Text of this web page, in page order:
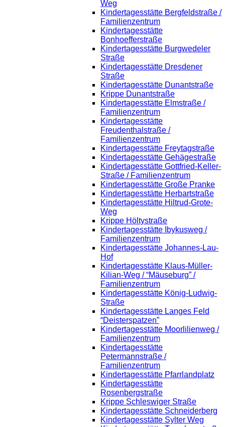
Weg
Kindertagesstätte Bergfeldstraße /
Familienzentrum
Kindertagesstätte
Bonhoefferstraße
Kindertagesstätte Burgwedeler
Straße
Kindertagesstätte Dresdener
Straße
Kindertagesstätte Dunantstraße
Krippe Dunantstraße
Kindertagesstätte Elmstraße /
Familienzentrum
Kindertagesstätte
Freudenthalstraße /
Familienzentrum
Kindertagesstätte Freytagstraße
Kindertagesstätte Gehägestraße
Kindertagesstätte Gottfried-Keller-
Straße / Familienzentrum
Kindertagesstätte Große Pranke
Kindertagesstätte Herbartstraße
Kindertagesstätte Hiltrud-Grote-
Weg
Krippe Höltystraße
Kindertagesstätte Ibykusweg /
Familienzentrum
Kindertagesstätte Johannes-Lau-
Hof
Kindertagesstätte Klaus-Müller-
Kilian-Weg / “Mäuseburg” /
Familienzentrum
Kindertagesstätte König-Ludwig-
Straße
Kindertagesstätte Langes Feld
“Deisterspatzen”
Kindertagesstätte Moorlilienweg /
Familienzentrum
Kindertagesstätte
Petermannstraße /
Familienzentrum
Kindertagesstätte Pfarrlandplatz
Kindertagesstätte
Rosenbergstraße
Krippe Schleswiger Straße
Kindertagesstätte Schneiderberg
Kindertagesstätte Sylter Weg